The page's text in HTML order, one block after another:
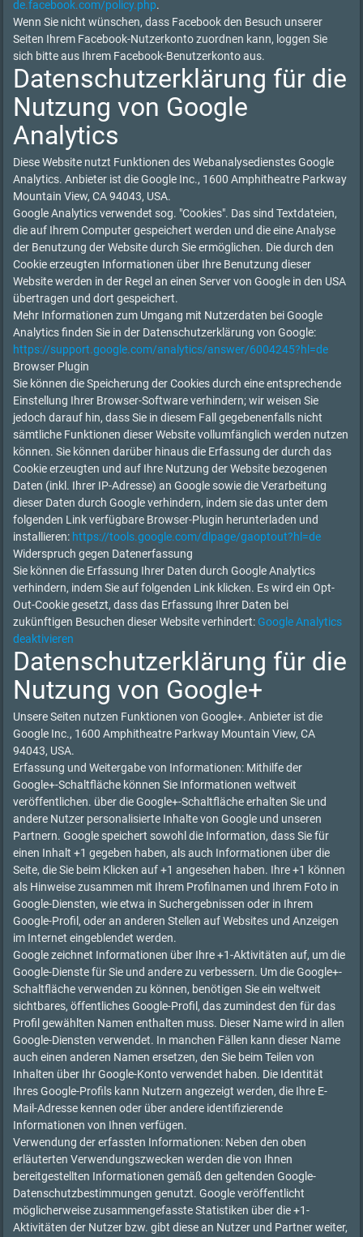
de.facebook.com/policy.php.
Wenn Sie nicht wünschen, dass Facebook den Besuch unserer
Seiten Ihrem Facebook-Nutzerkonto zuordnen kann, loggen Sie
sich bitte aus Ihrem Facebook-Benutzerkonto aus.
Datenschutzerklärung für die
Nutzung von Google
Analytics
Diese Website nutzt Funktionen des Webanalysedienstes Google
Analytics. Anbieter ist die Google Inc., 1600 Amphitheatre Parkway
Mountain View, CA 94043, USA.
Google Analytics verwendet sog. "Cookies". Das sind Textdateien,
die auf Ihrem Computer gespeichert werden und die eine Analyse
der Benutzung der Website durch Sie ermöglichen. Die durch den
Cookie erzeugten Informationen über Ihre Benutzung dieser
Website werden in der Regel an einen Server von Google in den USA
übertragen und dort gespeichert.
Mehr Informationen zum Umgang mit Nutzerdaten bei Google
Analytics finden Sie in der Datenschutzerklärung von Google:
https://support.google.com/analytics/answer/6004245?hl=de
Browser Plugin
Sie können die Speicherung der Cookies durch eine entsprechende
Einstellung Ihrer Browser-Software verhindern; wir weisen Sie
jedoch darauf hin, dass Sie in diesem Fall gegebenenfalls nicht
sämtliche Funktionen dieser Website vollumfänglich werden nutzen
können. Sie können darüber hinaus die Erfassung der durch das
Cookie erzeugten und auf Ihre Nutzung der Website bezogenen
Daten (inkl. Ihrer IP-Adresse) an Google sowie die Verarbeitung
dieser Daten durch Google verhindern, indem sie das unter dem
folgenden Link verfügbare Browser-Plugin herunterladen und
installieren: https://tools.google.com/dlpage/gaoptout?hl=de
Widerspruch gegen Datenerfassung
Sie können die Erfassung Ihrer Daten durch Google Analytics
verhindern, indem Sie auf folgenden Link klicken. Es wird ein Opt-
Out-Cookie gesetzt, dass das Erfassung Ihrer Daten bei
zukünftigen Besuchen dieser Website verhindert: Google Analytics
deaktivieren
Datenschutzerklärung für die
Nutzung von Google+
Unsere Seiten nutzen Funktionen von Google+. Anbieter ist die
Google Inc., 1600 Amphitheatre Parkway Mountain View, CA
94043, USA.
Erfassung und Weitergabe von Informationen: Mithilfe der
Google+-Schaltfläche können Sie Informationen weltweit
veröffentlichen. über die Google+-Schaltfläche erhalten Sie und
andere Nutzer personalisierte Inhalte von Google und unseren
Partnern. Google speichert sowohl die Information, dass Sie für
einen Inhalt +1 gegeben haben, als auch Informationen über die
Seite, die Sie beim Klicken auf +1 angesehen haben. Ihre +1 können
als Hinweise zusammen mit Ihrem Profilnamen und Ihrem Foto in
Google-Diensten, wie etwa in Suchergebnissen oder in Ihrem
Google-Profil, oder an anderen Stellen auf Websites und Anzeigen
im Internet eingeblendet werden.
Google zeichnet Informationen über Ihre +1-Aktivitäten auf, um die
Google-Dienste für Sie und andere zu verbessern. Um die Google+-
Schaltfläche verwenden zu können, benötigen Sie ein weltweit
sichtbares, öffentliches Google-Profil, das zumindest den für das
Profil gewählten Namen enthalten muss. Dieser Name wird in allen
Google-Diensten verwendet. In manchen Fällen kann dieser Name
auch einen anderen Namen ersetzen, den Sie beim Teilen von
Inhalten über Ihr Google-Konto verwendet haben. Die Identität
Ihres Google-Profils kann Nutzern angezeigt werden, die Ihre E-
Mail-Adresse kennen oder über andere identifizierende
Informationen von Ihnen verfügen.
Verwendung der erfassten Informationen: Neben den oben
erläuterten Verwendungszwecken werden die von Ihnen
bereitgestellten Informationen gemäß den geltenden Google-
Datenschutzbestimmungen genutzt. Google veröffentlicht
möglicherweise zusammengefasste Statistiken über die +1-
Aktivitäten der Nutzer bzw. gibt diese an Nutzer und Partner weiter,